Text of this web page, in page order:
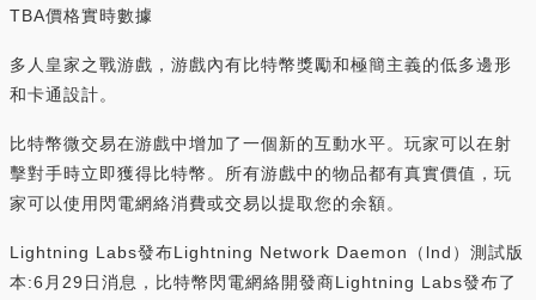
TBA價格實時數據
多人皇家之戰游戲，游戲內有比特幣獎勵和極簡主義的低多邊形
和卡通設計。
比特幣微交易在游戲中增加了一個新的互動水平。玩家可以在射
擊對手時立即獲得比特幣。所有游戲中的物品都有真實價值，玩
家可以使用閃電網絡消費或交易以提取您的余額。
Lightning Labs發布Lightning Network Daemon（lnd）測試版
本:6月29日消息，比特幣閃電網絡開發商Lightning Labs發布了